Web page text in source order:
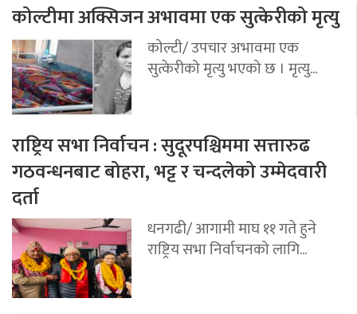
कोल्टीमा अक्सिजन अभावमा एक सुत्केरीको मृत्यु
कोल्टी/ उपचार अभावमा एक
सुत्केरीको मृत्यु भएको छ । मृत्यु...
राष्ट्रिय सभा निर्वाचन : सुदूरपश्चिममा सत्तारुढ
गठवन्धनबाट बोहरा, भट्ट र चन्दलेको उम्मेदवारी
दर्ता
धनगढी/ आगामी माघ ११ गते हुने
राष्ट्रिय सभा निर्वाचनको लागि...